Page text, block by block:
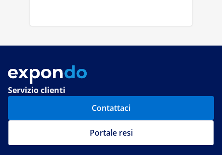
Servizio clienti
Contattaci
Portale resi